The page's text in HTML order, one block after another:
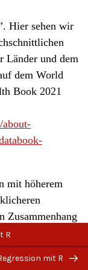
Hier sehen wir
Länder und dem
dem World
Book 2021
about-
mit höherem
Zusammenhang
Sie eine
R
mit R